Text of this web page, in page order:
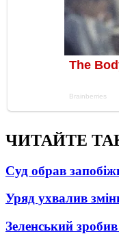
ЧИТАЙТЕ
Суд обрав
Уряд ухвалив
Зеленський